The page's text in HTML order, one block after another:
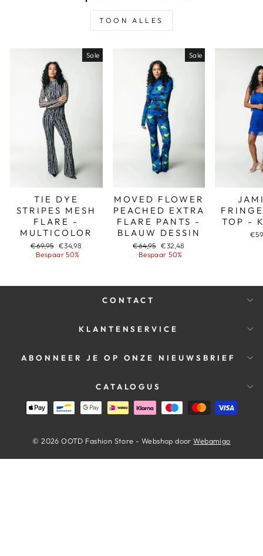
TOON ALLES
Sale
TIE DYE
STRIPES MESH
FLARE -
MULTICOLOR
Adviesprijs
€69,95 Aanbiedingsprijs
€34,98
Bespaar 50%
Sale
MOVED FLOWER
PEACHED EXTRA
FLARE PANTS -
BLAUW DESSIN
Adviesprijs
€64,95 Aanbiedingsprijs
€32,48
Bespaar 50%
TOP -
CONTACT
KLANTENSERVICE
ABONNEER JE OP ONZE NIEUWSBRIEF
CATALOGUS
© 2026 OOTD Fashion Store - Webshop doorWebamigo